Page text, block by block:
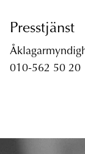
Presstjänst
010-562 50 20